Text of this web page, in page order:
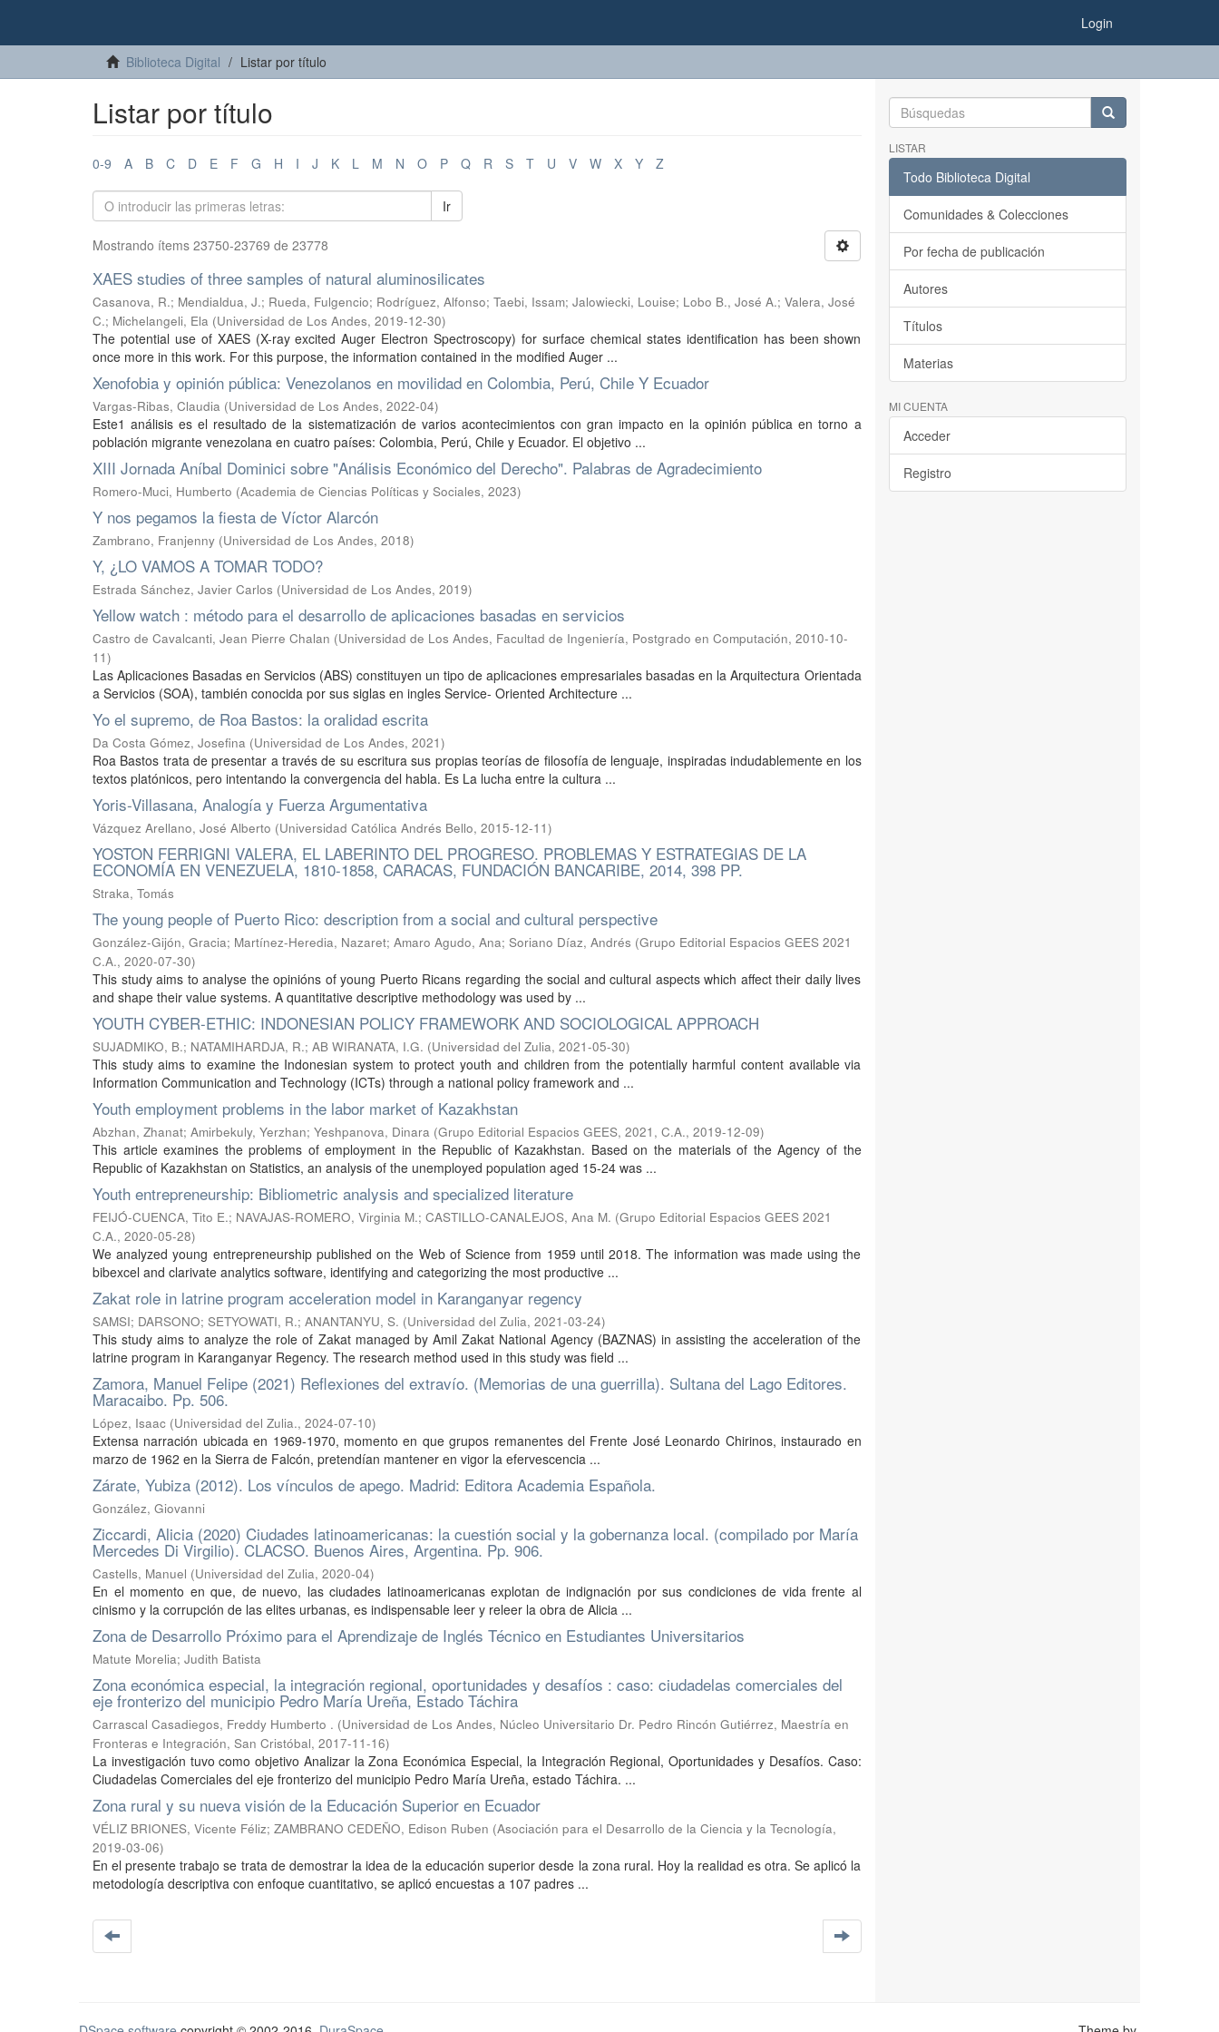
Login
Biblioteca Digital Listar por título
Listar por título
0-9 A B C D E F G H I J K L M N O P Q R S T U V W X Y Z
Ir
Mostrando ítems 23750-23769 de 23778
XAES studies of three samples of natural aluminosilicates
Casanova, R.; Mendialdua, J.; Rueda, Fulgencio; Rodríguez, Alfonso; Taebi, Issam; Jalowiecki, Louise; Lobo B., José A.; Valera, José
C.; Michelangeli, Ela (Universidad de Los Andes, 2019-12-30)
The potential use of XAES (X-ray excited Auger Electron Spectroscopy) for surface chemical states identification has been shown
once more in this work. For this purpose, the information contained in the modified Auger ...
Xenofobia y opinión pública: Venezolanos en movilidad en Colombia, Perú, Chile Y Ecuador
Vargas-Ribas, Claudia (Universidad de Los Andes, 2022-04)
Este1 análisis es el resultado de la sistematización de varios acontecimientos con gran impacto en la opinión pública en torno a
población migrante venezolana en cuatro países: Colombia, Perú, Chile y Ecuador. El objetivo ...
XIII Jornada Aníbal Dominici sobre "Análisis Económico del Derecho". Palabras de Agradecimiento
Romero-Muci, Humberto (Academia de Ciencias Políticas y Sociales, 2023)
Y nos pegamos la fiesta de Víctor Alarcón
Zambrano, Franjenny (Universidad de Los Andes, 2018)
Y, ¿LO VAMOS A TOMAR TODO?
Estrada Sánchez, Javier Carlos (Universidad de Los Andes, 2019)
Yellow watch : método para el desarrollo de aplicaciones basadas en servicios
Castro de Cavalcanti, Jean Pierre Chalan (Universidad de Los Andes, Facultad de Ingeniería, Postgrado en Computación, 2010-10-
11)
Las Aplicaciones Basadas en Servicios (ABS) constituyen un tipo de aplicaciones empresariales basadas en la Arquitectura Orientada
a Servicios (SOA), también conocida por sus siglas en ingles Service- Oriented Architecture ...
Yo el supremo, de Roa Bastos: la oralidad escrita
Da Costa Gómez, Josefina (Universidad de Los Andes, 2021)
Roa Bastos trata de presentar a través de su escritura sus propias teorías de filosofía de lenguaje, inspiradas indudablemente en los
textos platónicos, pero intentando la convergencia del habla. Es La lucha entre la cultura ...
Yoris-Villasana, Analogía y Fuerza Argumentativa
Vázquez Arellano, José Alberto (Universidad Católica Andrés Bello, 2015-12-11)
YOSTON FERRIGNI VALERA, EL LABERINTO DEL PROGRESO. PROBLEMAS Y ESTRATEGIAS DE LA
ECONOMÍA EN VENEZUELA, 1810-1858, CARACAS, FUNDACIÓN BANCARIBE, 2014, 398 PP.
Straka, Tomás
The young people of Puerto Rico: description from a social and cultural perspective
González-Gijón, Gracia; Martínez-Heredia, Nazaret; Amaro Agudo, Ana; Soriano Díaz, Andrés (Grupo Editorial Espacios GEES 2021
C.A., 2020-07-30)
This study aims to analyse the opinións of young Puerto Ricans regarding the social and cultural aspects which affect their daily lives
and shape their value systems. A quantitative descriptive methodology was used by ...
YOUTH CYBER-ETHIC: INDONESIAN POLICY FRAMEWORK AND SOCIOLOGICAL APPROACH
SUJADMIKO, B.; NATAMIHARDJA, R.; AB WIRANATA, I.G. (Universidad del Zulia, 2021-05-30)
This study aims to examine the Indonesian system to protect youth and children from the potentially harmful content available via
Information Communication and Technology (ICTs) through a national policy framework and ...
Youth employment problems in the labor market of Kazakhstan
Abzhan, Zhanat; Amirbekuly, Yerzhan; Yeshpanova, Dinara (Grupo Editorial Espacios GEES, 2021, C.A., 2019-12-09)
This article examines the problems of employment in the Republic of Kazakhstan. Based on the materials of the Agency of the
Republic of Kazakhstan on Statistics, an analysis of the unemployed population aged 15-24 was ...
Youth entrepreneurship: Bibliometric analysis and specialized literature
FEIJÓ-CUENCA, Tito E.; NAVAJAS-ROMERO, Virginia M.; CASTILLO-CANALEJOS, Ana M. (Grupo Editorial Espacios GEES 2021
C.A., 2020-05-28)
We analyzed young entrepreneurship published on the Web of Science from 1959 until 2018. The information was made using the
bibexcel and clarivate analytics software, identifying and categorizing the most productive ...
Zakat role in latrine program acceleration model in Karanganyar regency
SAMSI; DARSONO; SETYOWATI, R.; ANANTANYU, S. (Universidad del Zulia, 2021-03-24)
This study aims to analyze the role of Zakat managed by Amil Zakat National Agency (BAZNAS) in assisting the acceleration of the
latrine program in Karanganyar Regency. The research method used in this study was field ...
Zamora, Manuel Felipe (2021) Reflexiones del extravío. (Memorias de una guerrilla). Sultana del Lago Editores.
Maracaibo. Pp. 506.
López, Isaac (Universidad del Zulia., 2024-07-10)
Extensa narración ubicada en 1969-1970, momento en que grupos remanentes del Frente José Leonardo Chirinos, instaurado en
marzo de 1962 en la Sierra de Falcón, pretendían mantener en vigor la efervescencia ...
Zárate, Yubiza (2012). Los vínculos de apego. Madrid: Editora Academia Española.
González, Giovanni
Ziccardi, Alicia (2020) Ciudades latinoamericanas: la cuestión social y la gobernanza local. (compilado por María
Mercedes Di Virgilio). CLACSO. Buenos Aires, Argentina. Pp. 906.
Castells, Manuel (Universidad del Zulia, 2020-04)
En el momento en que, de nuevo, las ciudades latinoamericanas explotan de indignación por sus condiciones de vida frente al
cinismo y la corrupción de las elites urbanas, es indispensable leer y releer la obra de Alicia ...
Zona de Desarrollo Próximo para el Aprendizaje de Inglés Técnico en Estudiantes Universitarios
Matute Morelia; Judith Batista
Zona económica especial, la integración regional, oportunidades y desafíos : caso: ciudadelas comerciales del
eje fronterizo del municipio Pedro María Ureña, Estado Táchira
Carrascal Casadiegos, Freddy Humberto . (Universidad de Los Andes, Núcleo Universitario Dr. Pedro Rincón Gutiérrez, Maestría en
Fronteras e Integración, San Cristóbal, 2017-11-16)
La investigación tuvo como objetivo Analizar la Zona Económica Especial, la Integración Regional, Oportunidades y Desafíos. Caso:
Ciudadelas Comerciales del eje fronterizo del municipio Pedro María Ureña, estado Táchira. ...
Zona rural y su nueva visión de la Educación Superior en Ecuador
VÉLIZ BRIONES, Vicente Féliz; ZAMBRANO CEDEÑO, Edison Ruben (Asociación para el Desarrollo de la Ciencia y la Tecnología,
2019-03-06)
En el presente trabajo se trata de demostrar la idea de la educación superior desde la zona rural. Hoy la realidad es otra. Se aplicó la
metodología descriptiva con enfoque cuantitativo, se aplicó encuestas a 107 padres ...
LISTAR
Todo Biblioteca Digital
Comunidades & Colecciones
Por fecha de publicación
Autores
Títulos
Materias
MI CUENTA
Acceder
Registro